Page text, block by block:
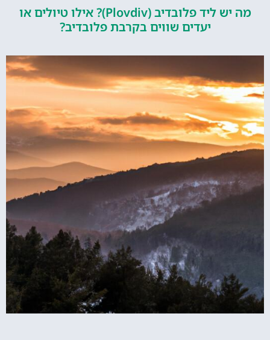
מה יש ליד פלובדיב (Plovdiv)? אילו טיולים או
יעדים שווים בקרבת פלובדיב?